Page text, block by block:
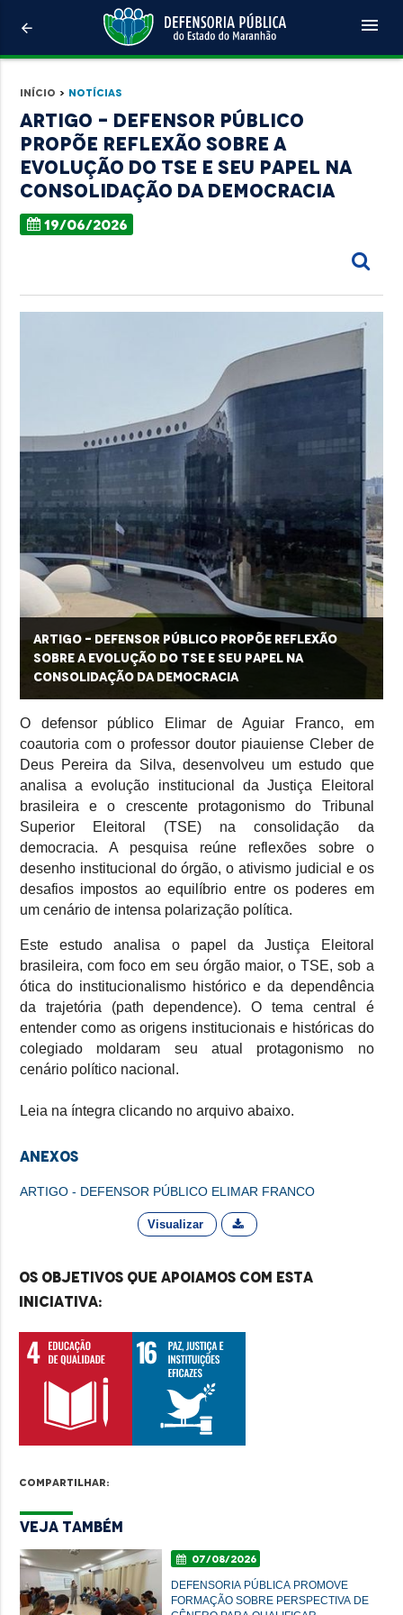
arrow_back menu
Início > Notícias
ARTIGO - Defensor público
propõe reflexão sobre a
evolução do TSE e seu papel na
consolidação da democracia
19/06/2026
ARTIGO - Defensor público propõe reflexão
sobre a evolução do TSE e seu papel na
consolidação da democracia
O defensor público Elimar de Aguiar Franco, em
coautoria com o professor doutor piauiense Cleber de
Deus Pereira da Silva, desenvolveu um estudo que
analisa a evolução institucional da Justiça Eleitoral
brasileira e o crescente protagonismo do Tribunal
Superior Eleitoral (TSE) na consolidação da
democracia. A pesquisa reúne reflexões sobre o
desenho institucional do órgão, o ativismo judicial e os
desafios impostos ao equilíbrio entre os poderes em
um cenário de intensa polarização política.
Este estudo analisa o papel da Justiça Eleitoral
brasileira, com foco em seu órgão maior, o TSE, sob a
ótica do institucionalismo histórico e da dependência
da trajetória (path dependence). O tema central é
entender como as origens institucionais e históricas do
colegiado moldaram seu atual protagonismo no
cenário político nacional.
Leia na íntegra clicando no arquivo abaixo.
Anexos
ARTIGO - DEFENSOR PÚBLICO ELIMAR FRANCO
Visualizar
Os objetivos que apoiamos com esta
iniciativa:
Compartilhar:
Veja Também
07/08/2026
DEFENSORIA PÚBLICA PROMOVE
FORMAÇÃO SOBRE PERSPECTIVA DE